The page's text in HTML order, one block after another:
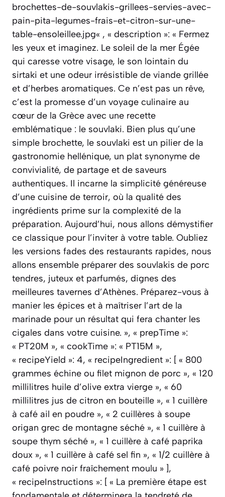
brochettes-de-souvlakis-grillees-servies-avec-
pain-pita-legumes-frais-et-citron-sur-une-
table-ensoleillee.jpg« , « description »: « Fermez
les yeux et imaginez. Le soleil de la mer Égée
qui caresse votre visage, le son lointain du
sirtaki et une odeur irrésistible de viande grillée
et d’herbes aromatiques. Ce n’est pas un rêve,
c’est la promesse d’un voyage culinaire au
cœur de la Grèce avec une recette
emblématique : le souvlaki. Bien plus qu’une
simple brochette, le souvlaki est un pilier de la
gastronomie hellénique, un plat synonyme de
convivialité, de partage et de saveurs
authentiques. Il incarne la simplicité généreuse
d’une cuisine de terroir, où la qualité des
ingrédients prime sur la complexité de la
préparation. Aujourd’hui, nous allons démystifier
ce classique pour l’inviter à votre table. Oubliez
les versions fades des restaurants rapides, nous
allons ensemble préparer des souvlakis de porc
tendres, juteux et parfumés, dignes des
meilleures tavernes d’Athènes. Préparez-vous à
manier les épices et à maîtriser l’art de la
marinade pour un résultat qui fera chanter les
cigales dans votre cuisine. », « prepTime »:
« PT20M », « cookTime »: « PT15M »,
« recipeYield »: 4, « recipeIngredient »: [ « 800
grammes échine ou filet mignon de porc », « 120
millilitres huile d’olive extra vierge », « 60
millilitres jus de citron en bouteille », « 1 cuillère
à café ail en poudre », « 2 cuillères à soupe
origan grec de montagne séché », « 1 cuillère à
soupe thym séché », « 1 cuillère à café paprika
doux », « 1 cuillère à café sel fin », « 1/2 cuillère à
café poivre noir fraîchement moulu » ],
« recipeInstructions »: [ « La première étape est